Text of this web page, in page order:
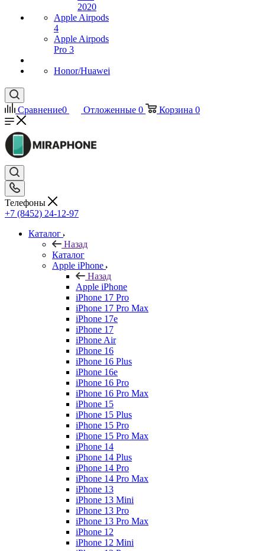
2020
Apple Airpods
4
Apple Airpods
Pro 3
Honor/Huawei
Сравнение0 Отложенные 0 Корзина 0
Телефоны
+7 (8452) 24-12-97
Каталог
Назад
Каталог
Apple iPhone
Назад
Apple iPhone
iPhone 17 Pro
iPhone 17 Pro Max
iPhone 17e
iPhone 17
iPhone Air
iPhone 16
iPhone 16 Plus
iPhone 16e
iPhone 16 Pro
iPhone 16 Pro Max
iPhone 15
iPhone 15 Plus
iPhone 15 Pro
iPhone 15 Pro Max
iPhone 14
iPhone 14 Plus
iPhone 14 Pro
iPhone 14 Pro Max
iPhone 13
iPhone 13 Mini
iPhone 13 Pro
iPhone 13 Pro Max
iPhone 12
iPhone 12 Mini